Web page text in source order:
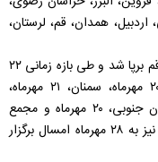
همدان، قم، لرستان،
مجمع عمومی برخی ازاین استان‌ها چون استان قم برپا شد و طی بازه زمانی ۲۲
شهریورماه، مجمع عمومی استان‌های مرکزی، ۲۰ مهرماه، سمنان، ۲۱ مهرماه،
استان‌های فارس و بوشهر به ۱۳ مهرماه، خراسان جنوبی، ۲۰ مهرماه و مجمع
عمومی استان خوزستان نیز به ۲۱ مهرماه، تهران نیز به ۲۸ مهرماه امسال برگزار